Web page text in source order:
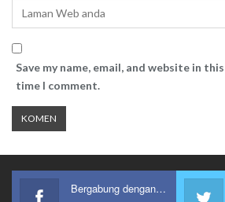
Save my name, email, and website in
time I comment.
Bergabung dengan kami